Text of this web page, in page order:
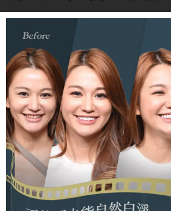
有缺角的牙齒可以使
嗎？
陳醫師在此回應：「當然可以囉！
嵌體會比較適合使用在後牙區（從
通的樹脂補牙無法固定在邊角處，
性就非常適合用在此處。前牙區的
較不常使用，較長使用的則是陶瓷
念相同，將受損的那面覆蓋不用特
延伸閱讀：補門牙價錢跟方法